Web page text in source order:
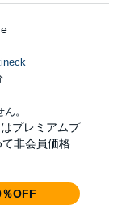
。
プレミアムプ
非会員価格
OFF